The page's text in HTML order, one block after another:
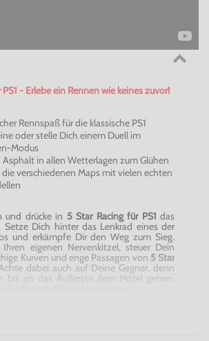
- Erlebe ein Rennen wie keines zuvor!
Rennspaß für die klassische PS1
oder stelle Dich einem Duell im
Modus
Asphalt in allen Wetterlagen zum Glühen
verschiedenen Maps mit vielen echten
und drücke in 5 Star Racingfür PS1 das
Setze Dich hinter das Lenkrad eines der
und erkämpfe Dir den Weg zum Sieg.
eigenen Nervenkitzel, steuer Dein
Kurven und enge Passagen von 5 Star
dabei auch auf Deine Gegner, denn
bis an das Äußerste ihrer Mittel gehen,
an! - 5 Star